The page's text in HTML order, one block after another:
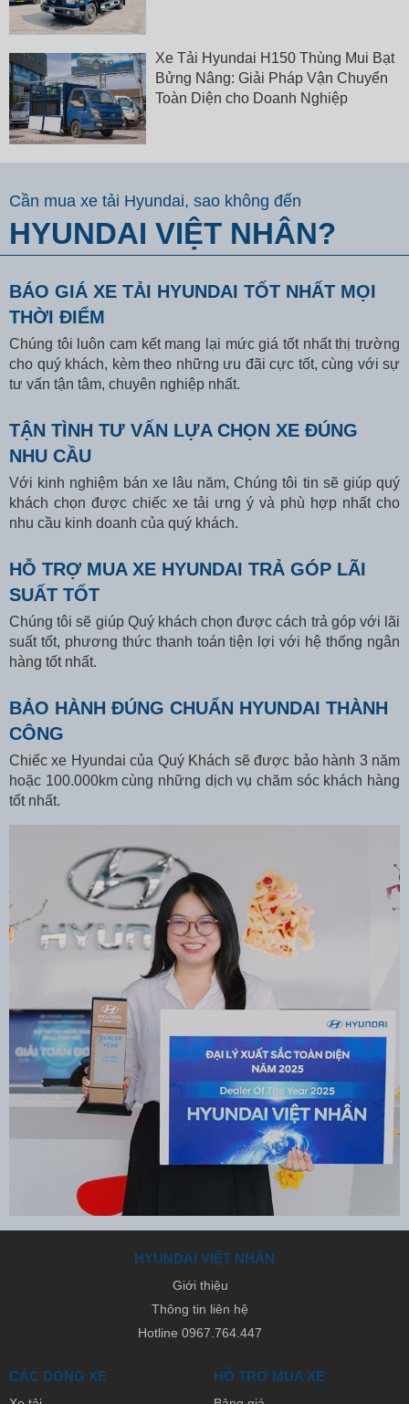
Xe Tải Hyundai H150 Thùng Mui Bạt
Bửng Nâng: Giải Pháp Vận Chuyển
Toàn Diện cho Doanh Nghiệp
Cần mua xe tải Hyundai, sao không đến
HYUNDAI VIỆT NHÂN?
BÁO GIÁ XE TẢI HYUNDAI TỐT NHẤT MỌI
THỜI ĐIỂM
Chúng tôi luôn cam kết mang lại mức giá tốt nhất thị trường
cho quý khách, kèm theo những ưu đãi cực tốt, cùng với sự
tư vấn tận tâm, chuyên nghiệp nhất.
TẬN TÌNH TƯ VẤN LỰA CHỌN XE ĐÚNG
NHU CẦU
Với kinh nghiệm bán xe lâu năm, Chúng tôi tin sẽ giúp quý
khách chọn được chiếc xe tải ưng ý và phù hợp nhất cho
nhu cầu kinh doanh của quý khách.
HỖ TRỢ MUA XE HYUNDAI TRẢ GÓP LÃI
SUẤT TỐT
Chúng tôi sẽ giúp Quý khách chọn được cách trả góp với lãi
suất tốt, phương thức thanh toán tiện lợi với hệ thống ngân
hàng tốt nhất.
BẢO HÀNH ĐÚNG CHUẨN HYUNDAI THÀNH
CÔNG
Chiếc xe Hyundai của Quý Khách sẽ được bảo hành 3 năm
hoặc 100.000km cùng những dịch vụ chăm sóc khách hàng
tốt nhất.
HYUNDAI VIỆT NHÂN
Giới thiệu
Thông tin liên hệ
Hotline 0967.764.447
CÁC DÒNG XE HỖ TRỢ MUA XE